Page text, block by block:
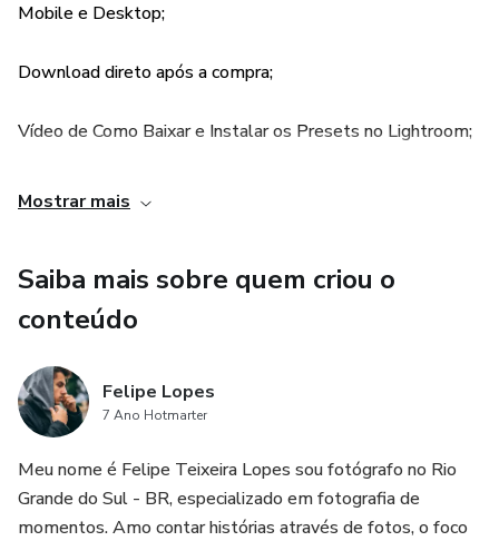
Mobile e Desktop;
Download direto após a compra;
Vídeo de Como Baixar e Instalar os Presets no Lightroom;
Mostrar mais
Saiba mais sobre quem criou o
conteúdo
Felipe Lopes
7 Ano Hotmarter
Meu nome é Felipe Teixeira Lopes sou fotógrafo no Rio
Grande do Sul - BR, especializado em fotografia de
momentos. Amo contar histórias através de fotos, o foco